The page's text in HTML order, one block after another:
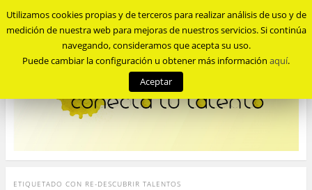
Menu
ETIQUETADO CON RE-DESCUBRIR TALENTOS
Utilizamos cookies propias y de terceros para realizar análisis de uso y de
medición de nuestra web para mejoras de nuestros servicios. Si continúa
navegando, consideramos que acepta su uso.
Puede cambiar la configuración u obtener más información aquí.
Aceptar